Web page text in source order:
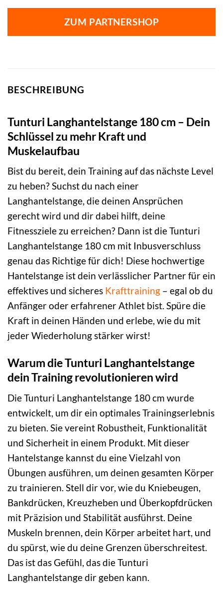
ZUM PARTNERSHOP
BESCHREIBUNG
Tunturi Langhantelstange 180 cm – Dein
Schlüssel zu mehr Kraft und
Muskelaufbau
Bist du bereit, dein Training auf das nächste Level
zu heben? Suchst du nach einer
Langhantelstange, die deinen Ansprüchen
gerecht wird und dir dabei hilft, deine
Fitnessziele zu erreichen? Dann ist die Tunturi
Langhantelstange 180 cm mit Inbusverschluss
genau das Richtige für dich! Diese hochwertige
Hantelstange ist dein verlässlicher Partner für ein
effektives und sicheres Krafttraining – egal ob du
Anfänger oder erfahrener Athlet bist. Spüre die
Kraft in deinen Händen und erlebe, wie du mit
jeder Wiederholung stärker wirst!
Warum die Tunturi Langhantelstange
dein Training revolutionieren wird
Die Tunturi Langhantelstange 180 cm wurde
entwickelt, um dir ein optimales Trainingserlebnis
zu bieten. Sie vereint Robustheit, Funktionalität
und Sicherheit in einem Produkt. Mit dieser
Hantelstange kannst du eine Vielzahl von
Übungen ausführen, um deinen gesamten Körper
zu trainieren. Stell dir vor, wie du Kniebeugen,
Bankdrücken, Kreuzheben und Überkopfdrücken
mit Präzision und Stabilität ausführst. Deine
Muskeln brennen, dein Körper arbeitet hart, und
du spürst, wie du deine Grenzen überschreitest.
Das ist das Gefühl, das die Tunturi
Langhantelstange dir geben kann.